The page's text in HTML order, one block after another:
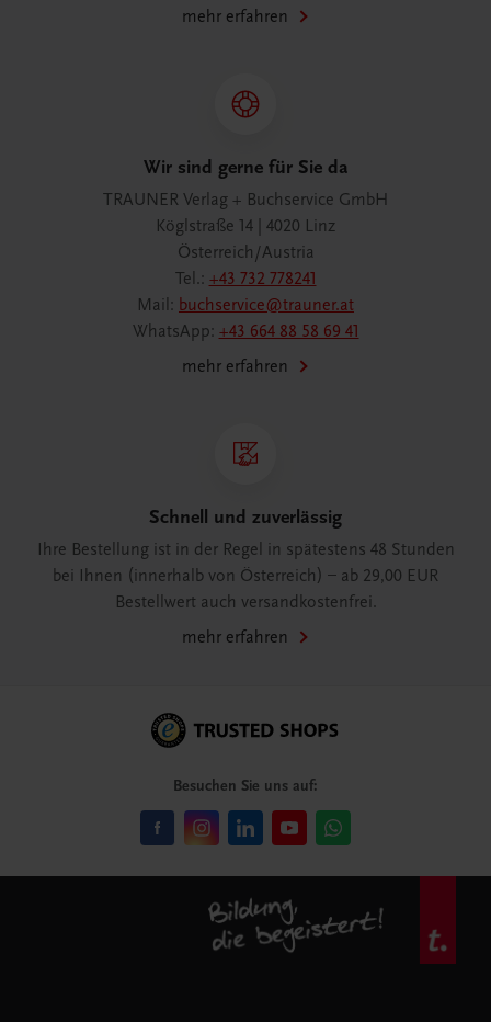
mehr erfahren
Wir sind gerne für Sie da
TRAUNER Verlag + Buchservice GmbH
Köglstraße 14 | 4020 Linz
Österreich/Austria
Tel.: +43 732 778241
Mail: buchservice@trauner.at
WhatsApp: +43 664 88 58 69 41
mehr erfahren
Schnell und zuverlässig
Ihre Bestellung ist in der Regel in spätestens 48 Stunden
bei Ihnen (innerhalb von Österreich) – ab 29,00 EUR
Bestellwert auch versandkostenfrei.
mehr erfahren
Besuchen Sie uns auf: